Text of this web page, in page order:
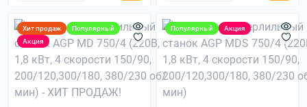
Хит продаж
Популярный
Акция
Популярный Акция